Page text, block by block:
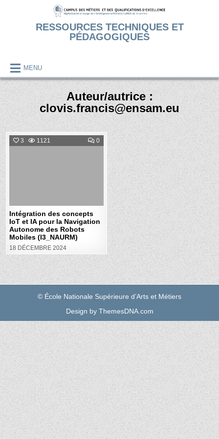
RESSOURCES TECHNIQUES ET
PÉDAGOGIQUES
MENU
Auteur/autrice :
clovis.francis@ensam.eu
3 1121 0COMMENT
ON
INTÉGRATION
DES
CONCEPTS
IOT
POUR
NAVIGATION
AUTONOME
DES
ROBOTS
MOBILES
(I3_NAURM)
Intégration des concepts
IoT et IA pour la Navigation
Autonome des Robots
Mobiles (I3_NAURM)
18 DÉCEMBRE 2024
© École Nationale Supérieure d’Arts et Métiers
Design by ThemesDNA.com